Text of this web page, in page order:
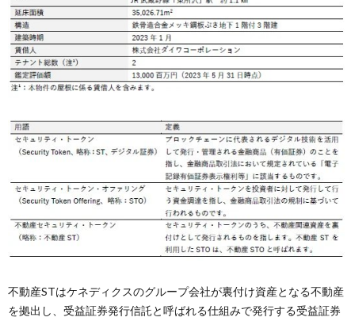
不動産STはケネディクスのグループ会社が裏付け資産となる不動産
を拠出し、受益証券発行信託と呼ばれる仕組みで発行する受益証券